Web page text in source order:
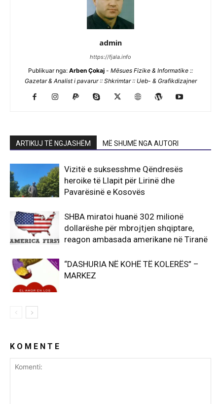
admin
https://fjala.info
Publikuar nga: Arben Çokaj - Mësues Fizike & Informatike ::
Gazetar & Analist i pavarur :: Shkrimtar :: Ueb- & Grafikdizajner
ARTIKUJ TË NGJASHËM MË SHUMË NGA AUTORI
Vizitë e suksesshme Qëndresës
heroike të Llapit për Lirinë dhe
Pavarësinë e Kosovës
SHBA miratoi huanë 302 milionë
dollarëshe për mbrojtjen shqiptare,
reagon ambasada amerikane në Tiranë
“DASHURIA NË KOHË TË KOLERËS” –
MARKEZ
K O M E N T E